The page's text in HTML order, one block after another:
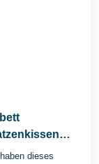
dieses